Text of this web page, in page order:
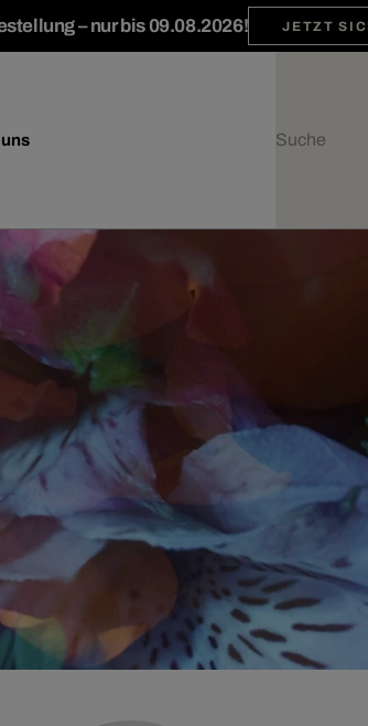
– nur bis 09.08.2026! JETZT